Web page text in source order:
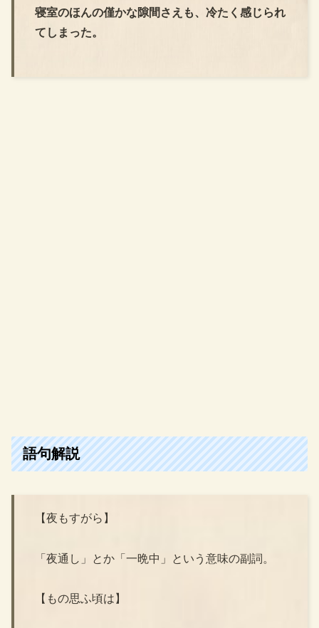
寝室のほんの僅かな隙間さえも、冷たく感じられ
てしまった。
語句解説
【夜もすがら】
「夜通し」とか「一晩中」という意味の副詞。
【もの思ふ頃は】